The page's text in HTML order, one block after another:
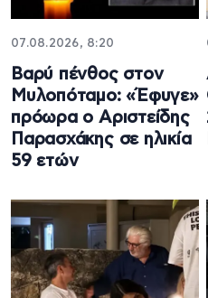
07.08.2026, 8:20
Βαρύ πένθος στον
Μυλοπόταμο: «Έφυγε»
πρόωρα ο Αριστείδης
Παρασχάκης σε ηλικία
59 ετών